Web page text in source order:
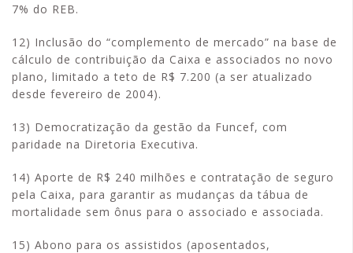
7% do REB.
12) Inclusão do “complemento de mercado” na base de
cálculo de contribuição da Caixa e associados no novo
plano, limitado a teto de R$ 7.200 (a ser atualizado
desde fevereiro de 2004).
13) Democratização da gestão da Funcef, com
paridade na Diretoria Executiva.
14) Aporte de R$ 240 milhões e contratação de seguro
pela Caixa, para garantir as mudanças da tábua de
mortalidade sem ônus para o associado e associada.
15) Abono para os assistidos (aposentados,